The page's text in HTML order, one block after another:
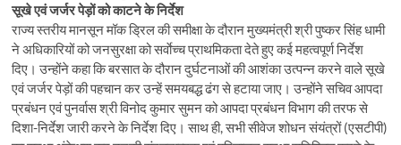
सूखे एवं जर्जर पेड़ों को काटने के निर्देश
राज्य स्तरीय मानसून मॉक ड्रिल की समीक्षा के दौरान मुख्यमंत्री श्री पुष्कर सिंह धामी
ने अधिकारियों को जनसुरक्षा को सर्वाेच्च प्राथमिकता देते हुए कई महत्वपूर्ण निर्देश
दिए। उन्होंने कहा कि बरसात के दौरान दुर्घटनाओं की आशंका उत्पन्न करने वाले सूखे
एवं जर्जर पेड़ों की पहचान कर उन्हें समयबद्ध ढंग से हटाया जाए। उन्होंने सचिव आपदा
प्रबंधन एवं पुनर्वास श्री विनोद कुमार सुमन को आपदा प्रबंधन विभाग की तरफ से
दिशा-निर्देश जारी करने के निर्देश दिए। साथ ही, सभी सीवेज शोधन संयंत्रों (एसटीपी)